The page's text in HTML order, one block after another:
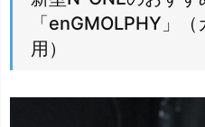
「enGMOLPHY」
用）